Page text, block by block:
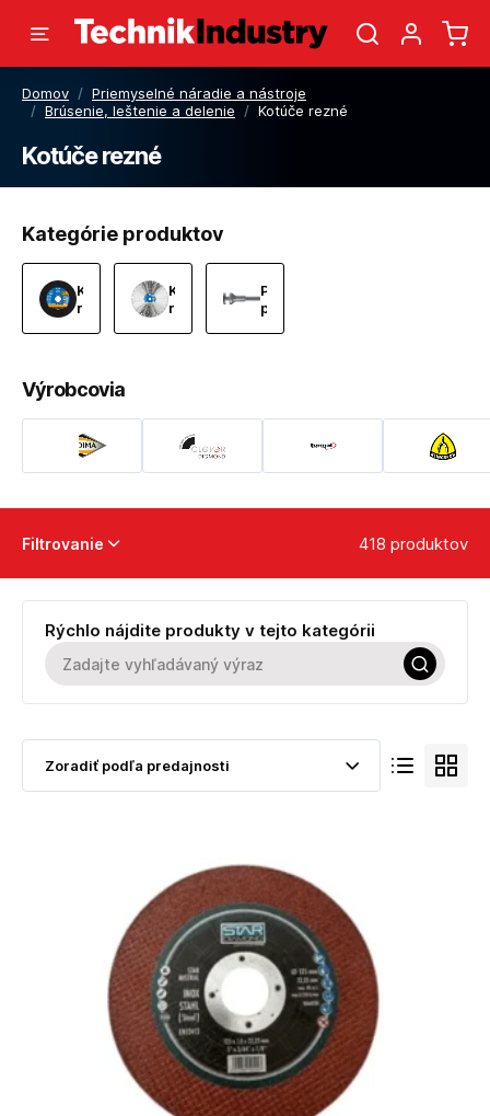
Domov / Priemyselné náradie a nástroje
/ Brúsenie, leštenie a delenie / Kotúče rezné
Kotúče rezné
Kategórie produktov
Kotúče
rezné
Kotúče
rezné
Príslušenstvo
pre
Výrobcovia
Filtrovanie 418 produktov
Rýchlo nájdite produkty v tejto kategórii